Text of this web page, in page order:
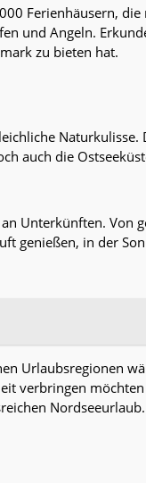
Ferienhäusern,
und Angeln.
zu bieten hat.
Naturkulisse.
auch die
Unterkünften. Von
genießen, in der
Urlaubsregionen
verbringen
Nordseeurlaub.